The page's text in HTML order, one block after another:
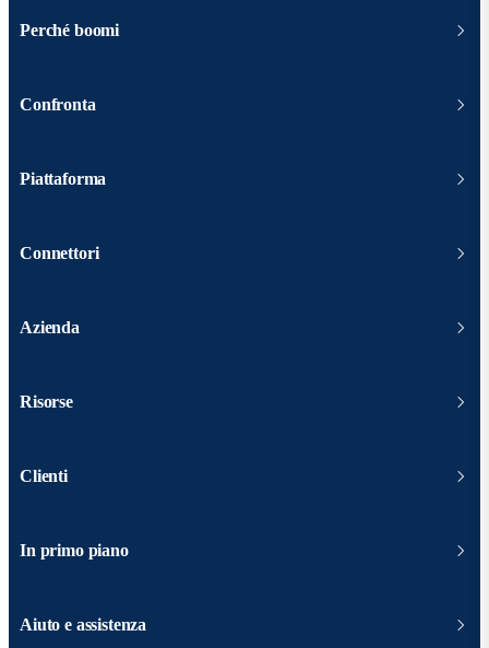
Perché boomi
Confronta
Piattaforma
Connettori
Azienda
Risorse
Clienti
In primo piano
Aiuto e assistenza